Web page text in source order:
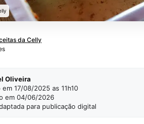
da Celly
Oliveira
em 17/08/2025 as 11h10
em 04/06/2026
para publicação digital